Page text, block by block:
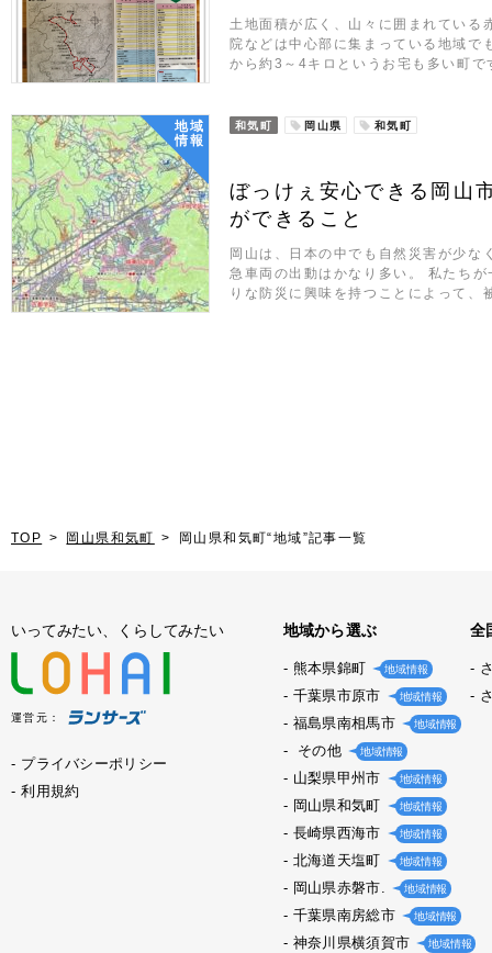
土地面積が広く、山々に囲まれている
院などは中心部に集まっている地域で
から約3～4キロというお宅も多い町
地域
情報
和気町 岡山県 和気町
ぼっけぇ安心できる岡山
ができること
岡山は、日本の中でも自然災害が少な
急車両の出動はかなり多い。 私たち
りな防災に興味を持つことによって
TOP 岡山県和気町 岡山県和気町“地域”記事一覧
いってみたい、くらしてみたい
運営元：
プライバシーポリシー
利用規約
地域から選ぶ
熊本県錦町 地域情報
千葉県市原市 地域情報
福島県南相馬市 地域情報
その他 地域情報
山梨県甲州市 地域情報
岡山県和気町 地域情報
長崎県西海市 地域情報
北海道天塩町 地域情報
岡山県赤磐市. 地域情報
千葉県南房総市 地域情報
神奈川県横須賀市 地域情報
全